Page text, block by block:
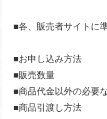
■各、販売者サイトに
■お申し込み方法
■販売数量
■商品代金以外の必要
■商品引渡し方法